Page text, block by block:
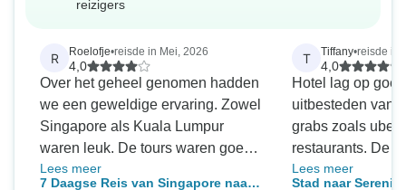
reizigers
R Roelofje•reisde in Mei, 2026
4,0
Over het geheel genomen hadden
we een geweldige ervaring. Zowel
Singapore als Kuala Lumpur
waren leuk. De tours waren goed
georganiseerd. We hebben er één
Lees meer
7 Daagse Reis van Singapore naar
T Tiffany•reisde in
4,0
Hotel lag op
uitbesteden van
grabs zoals
restaurants. De
waren goed. Het
Lees meer
Stad naar